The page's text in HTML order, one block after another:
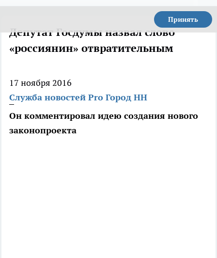
Принять
Депутат Госдумы назвал слово
«россиянин» отвратительным
17 ноября 2016
Служба новостей Pro Город НН
Он комментировал идею создания нового
законопроекта